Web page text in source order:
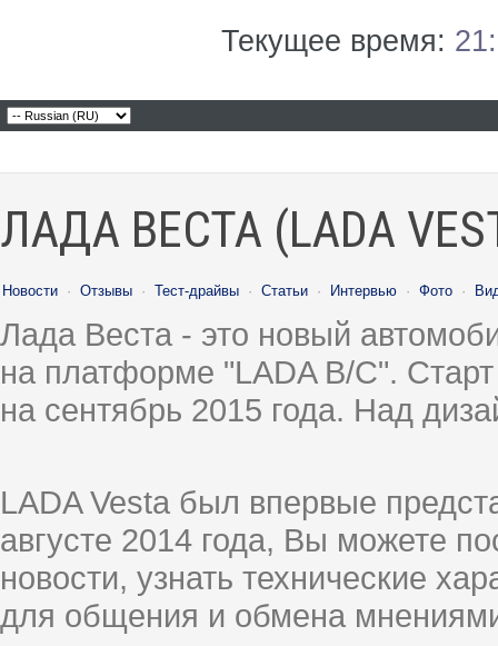
Текущее время:
ЛАДА ВЕСТА (LADA
Новости · Отзывы · Тест-драйвы · Статьи · Интервью · Фото ·
Лада Веста - это новый
на платформе "LADA B/C".
на сентябрь 2015 года. Над
LADA Vesta был впервые
августе 2014 года, Вы можете
новости, узнать технические
для общения и обмена